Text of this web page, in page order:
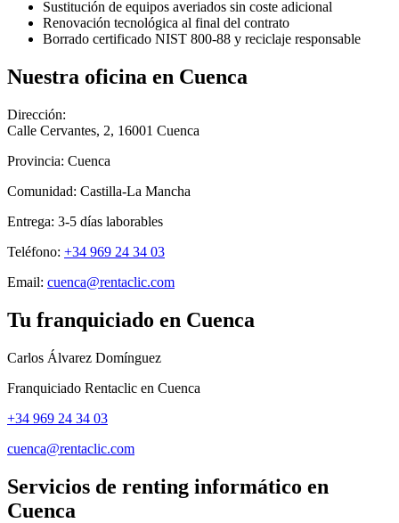
Sustitución de equipos averiados sin coste adicional
Renovación tecnológica al final del contrato
Borrado certificado NIST 800-88 y reciclaje responsable
Nuestra oficina en Cuenca
Dirección:
Calle Cervantes, 2, 16001 Cuenca
Provincia: Cuenca
Comunidad: Castilla-La Mancha
Entrega: 3-5 días laborables
Teléfono: +34 969 24 34 03
Email: cuenca@rentaclic.com
Tu franquiciado en Cuenca
Carlos Álvarez Domínguez
Franquiciado Rentaclic en Cuenca
+34 969 24 34 03
cuenca@rentaclic.com
Servicios de renting informático en
Cuenca